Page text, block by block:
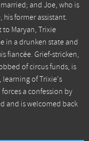
and Joe, who is
his former assistant.
to Maryan, Trixie
in a drunken state and
fiancée. Grief-stricken,
of circus funds, is
learning of Trixie's
a confession by
and is welcomed back